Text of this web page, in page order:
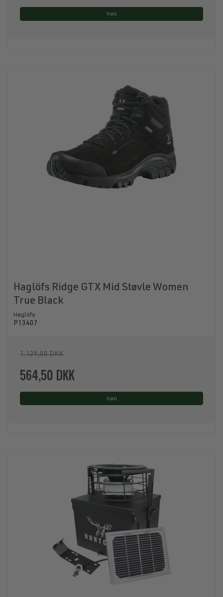
Køb
Haglöfs Ridge GTX Mid Støvle Women
True Black
Haglöfs
P13407
1.129,00 DKK
564,50 DKK
Køb